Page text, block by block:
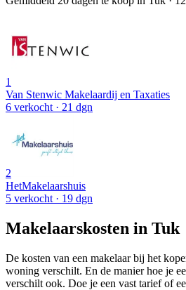
1
Van Stenwic Makelaardij en Taxaties
6 verkocht · 21 dgn
2
HetMakelaarshuis
5 verkocht · 19 dgn
Makelaarskosten in Tuk
De kosten van een makelaar bij het
woning verschilt. En de manier hoe je
verschilt ook. Doe je een vast tarief of